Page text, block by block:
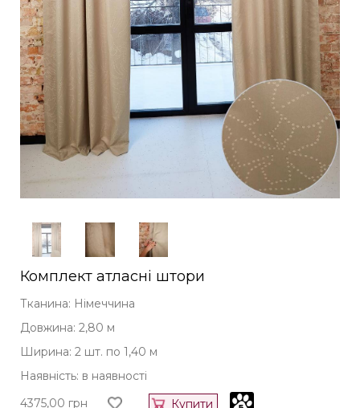
Комплект атласні штори
Тканина: Німеччина
Довжина: 2,80 м
Ширина: 2 шт. по 1,40 м
Наявність: в наявності
4375,00 грн Купити